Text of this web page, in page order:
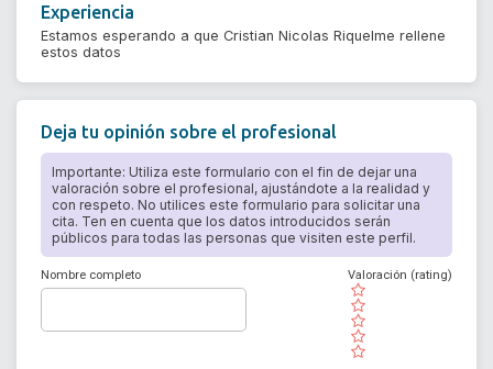
Experiencia
Estamos esperando a que Cristian Nicolas Riquelme rellene
estos datos
Deja tu opinión sobre el profesional
Importante: Utiliza este formulario con el fin de dejar una
valoración sobre el profesional, ajustándote a la realidad y
con respeto. No utilices este formulario para solicitar una
cita. Ten en cuenta que los datos introducidos serán
públicos para todas las personas que visiten este perfil.
Nombre completo
( )
( )
( )
( )
( )
Valoración (rating)